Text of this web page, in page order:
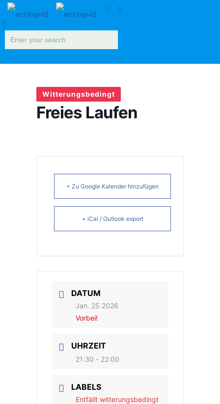
Witterungsbedingt
Freies Laufen
+ Zu Google Kalender hinzufügen
+ iCal / Outlook export
DATUM
Jan. 25 2026
Vorbei!
UHRZEIT
21:30 - 22:00
LABELS
Entfällt witterungsbedingt